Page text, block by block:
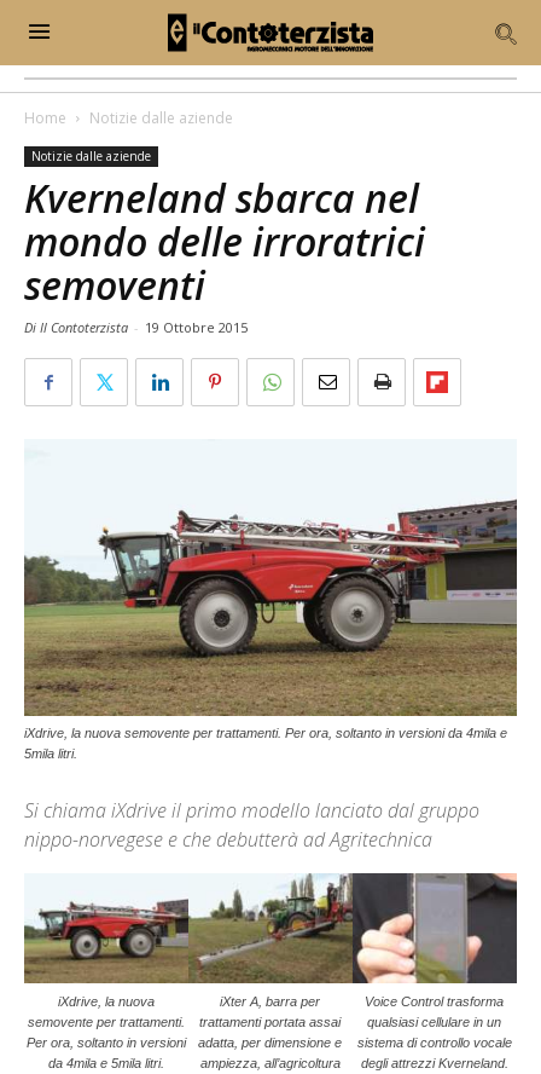
Home Notizie dalle aziende
Notizie dalle aziende
Kverneland sbarca nel
mondo delle irroratrici
semoventi
Di Il Contoterzista - 19 Ottobre 2015
iXdrive, la nuova semovente per trattamenti. Per ora, soltanto in versioni da 4mila e
5mila litri.
Si chiama iXdrive il primo modello lanciato dal gruppo
nippo-norvegese e che debutterà ad Agritechnica
iXdrive, la nuova
semovente per trattamenti.
Per ora, soltanto in versioni
da 4mila e 5mila litri.
iXter A, barra per
trattamenti portata assai
adatta, per dimensione e
ampiezza, all’agricoltura
Voice Control trasforma
qualsiasi cellulare in un
sistema di controllo vocale
degli attrezzi Kverneland.